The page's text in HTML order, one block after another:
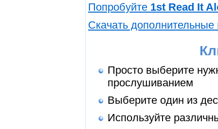
Попробуйте 1st Read It
Скачать дополнительные
Просто выберите
прослушиванием
Выберите один из
Используйте